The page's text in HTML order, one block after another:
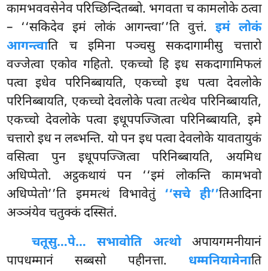
कामभववसेनेव परिच्छिन्दितब्बो. भगवता च कामलोके ठत्वा
– ‘‘सकिदेव इमं लोकं आगन्त्वा’’ति वुत्तं. इमं लोकं
आगन्त्वाति च इमिना पञ्चसु सकदागामीसु चत्तारो
वज्जेत्वा एकोव गहितो. एकच्चो हि इध सकदागामिफलं
पत्वा इधेव परिनिब्बायति, एकच्चो इध पत्वा देवलोके
परिनिब्बायति, एकच्चो देवलोके पत्वा तत्थेव परिनिब्बायति,
एकच्चो देवलोके पत्वा इधूपपज्जित्वा परिनिब्बायति, इमे
चत्तारो इध न लब्भन्ति. यो पन इध पत्वा देवलोके यावतायुकं
वसित्वा पुन इधूपपज्जित्वा परिनिब्बायति, अयमिध
अधिप्पेतो. अट्ठकथायं पन ‘‘इमं लोकन्ति कामभवो
अधिप्पेतो’’ति इममत्थं विभावेतुं ‘‘सचे ही’’तिआदिना
अञ्ञंयेव चतुक्कं दस्सितं.
चतूसु…पे… सभावोति अत्थोअपायगमनीयानं
पापधम्मानं सब्बसो पहीनत्ता. धम्मनियामेनाति